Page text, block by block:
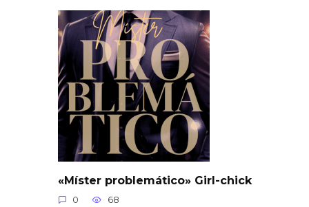
«Míster problemático» Girl-chick
0 68